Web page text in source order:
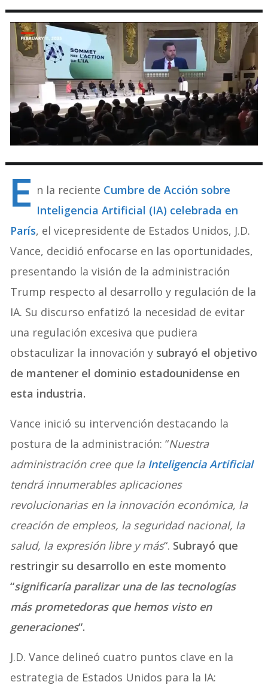
E n la reciente Cumbre de Acción sobre
Inteligencia Artificial (IA) celebrada en
París, el vicepresidente de Estados Unidos, J.D.
Vance, decidió enfocarse en las oportunidades,
presentando la visión de la administración
Trump respecto al desarrollo y regulación de la
IA. Su discurso enfatizó la necesidad de evitar
una regulación excesiva que pudiera
obstaculizar la innovación y subrayó el objetivo
de mantener el dominio estadounidense en
esta industria.
Vance inició su intervención destacando la
postura de la administración: “Nuestra
administración cree que la Inteligencia Artificial
tendrá innumerables aplicaciones
revolucionarias en la innovación económica, la
creación de empleos, la seguridad nacional, la
salud, la expresión libre y más“. Subrayó que
restringir su desarrollo en este momento
“significaría paralizar una de las tecnologías
más prometedoras que hemos visto en
generaciones“.
J.D. Vance delineó cuatro puntos clave en la
estrategia de Estados Unidos para la IA: